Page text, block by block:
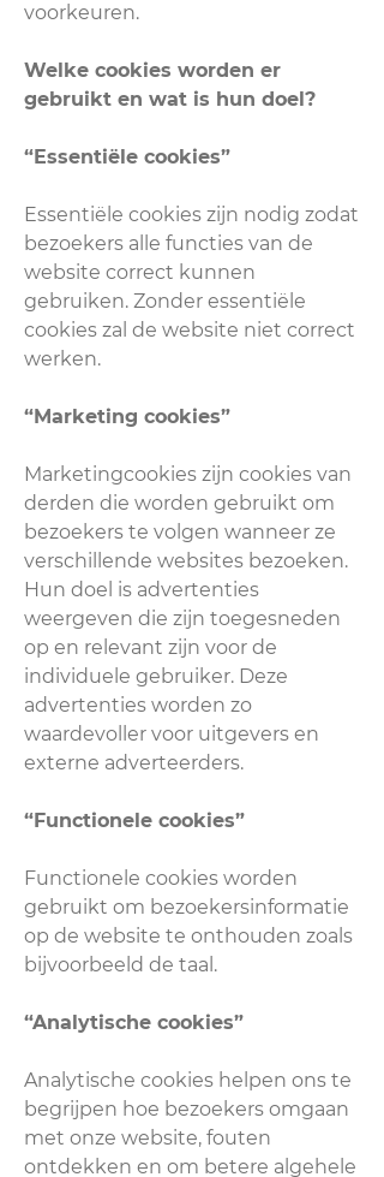
voorkeuren.
Welke cookies worden er
gebruikt en wat is hun doel?
“Essentiële cookies”
Essentiële cookies zijn nodig zodat
bezoekers alle functies van de
website correct kunnen
gebruiken. Zonder essentiële
cookies zal de website niet correct
werken.
“Marketing cookies”
Marketingcookies zijn cookies van
derden die worden gebruikt om
bezoekers te volgen wanneer ze
verschillende websites bezoeken.
Hun doel is advertenties
weergeven die zijn toegesneden
op en relevant zijn voor de
individuele gebruiker. Deze
advertenties worden zo
waardevoller voor uitgevers en
externe adverteerders.
“Functionele cookies”
Functionele cookies worden
gebruikt om bezoekersinformatie
op de website te onthouden zoals
bijvoorbeeld de taal.
“Analytische cookies”
Analytische cookies helpen ons te
begrijpen hoe bezoekers omgaan
met onze website, fouten
ontdekken en om betere algehele